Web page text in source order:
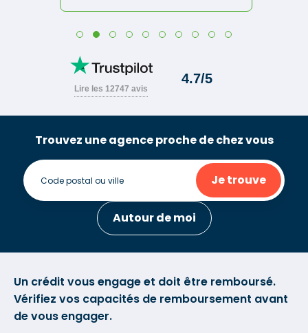
Trouvez une agence proche de chez vous
Je trouve
Autour de moi
Un crédit vous engage et doit être remboursé.
Vérifiez vos capacités de remboursement avant
de vous engager.